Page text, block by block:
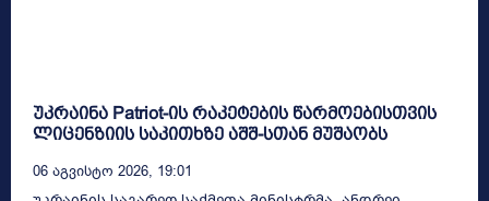
უკრაინა Patriot-ის რაკეტების წარმოებისთვის
ლიცენზიის საკითხზე აშშ-სთან მუშაობს
06 Აგვისტო 2026, 19:01